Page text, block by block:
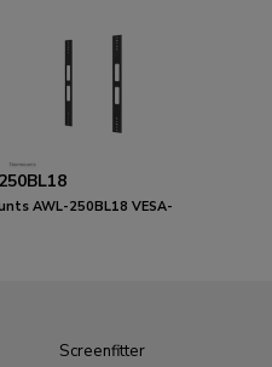
AWL-250BL18 VESA-
Screenfitter